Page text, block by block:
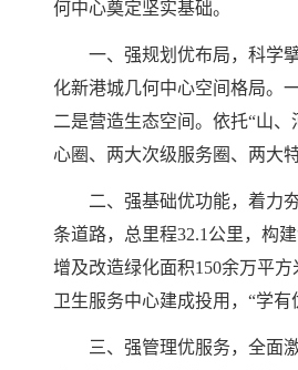
何中心奠定坚实基础。
一、强规划优布局，科学
化新港城几何中心空间格局。
二是营造生态空间。依托“山
心圈、两大次级服务圈、两大
二、强基础优功能，着力
条道路，总里程32.1公里，构
增及改造绿化面积150余万平
卫生服务中心建成投用，“学
三、强管理优服务，全面